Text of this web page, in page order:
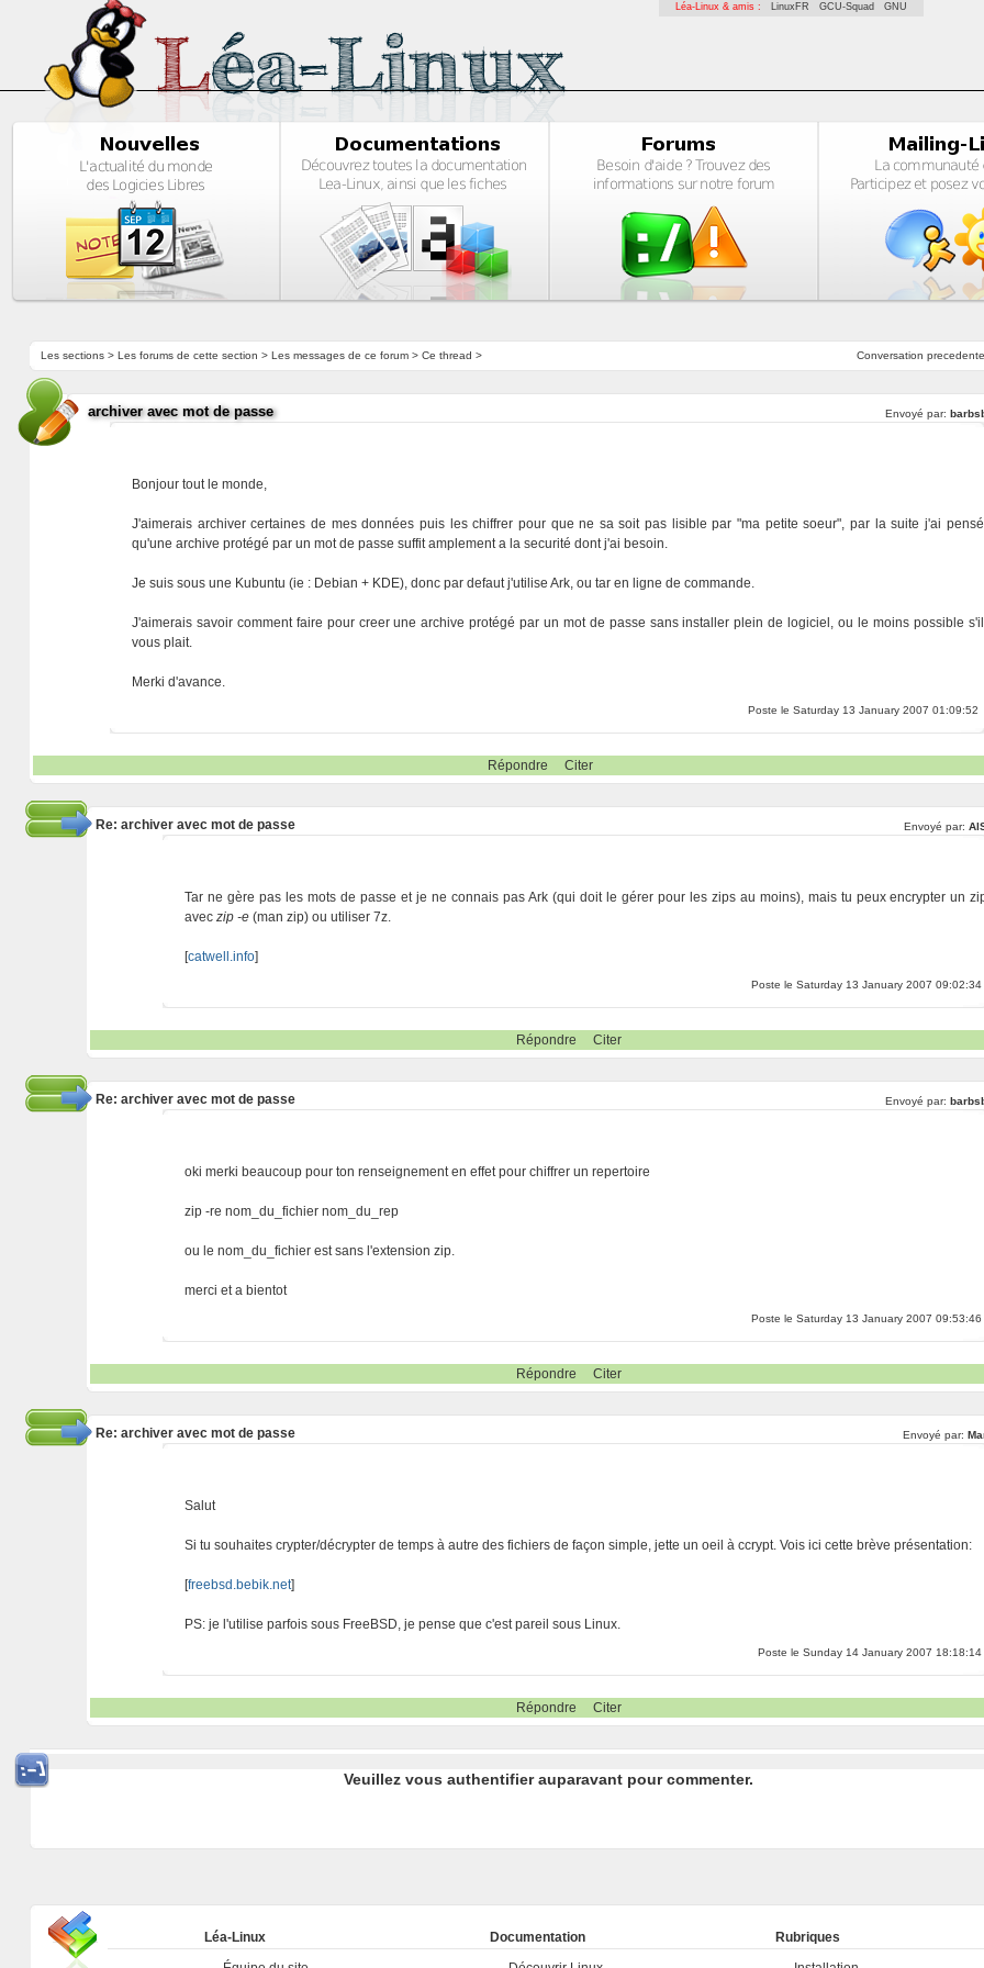
Léa-Linux & amis : LinuxFR GCU-Squad GNU
Conversation precedente
Les sections> Les forums de cette section > Les messages de ce forum> Ce thread >
archiver avec mot de passe Envoyé par:
Bonjour tout le monde,
J'aimerais archiver certaines de mes données puis les chiffrer pour que ne sa soit pas lisible par "ma petite soeur", par la suite j'ai pensé
qu'une archive protégé par un mot de passe suffit amplement a la securité dont j'ai besoin.
Je suis sous une Kubuntu (ie : Debian + KDE), donc par defaut j'utilise Ark, ou tar en ligne de commande.
J'aimerais savoir comment faire pour creer une archive protégé par un mot de passe sans installer plein de logiciel, ou le moins possible s'il
vous plait.
Merki d'avance.
Poste le Saturday 13 January 2007 01:09:52
Répondre Citer
Re: archiver avec mot de passe Envoyé par:
Tar ne gère pas les mots de passe et je ne connais pas Ark (qui doit le gérer pour les zips au moins), mais tu peux encrypter un
aveczip -e (man zip) ou utiliser 7z.
[catwell.info]
Poste le Saturday 13 January 2007 09:02:34
Répondre Citer
Re: archiver avec mot de passe Envoyé par:
oki merki beaucoup pour ton renseignement en effet pour chiffrer un repertoire
zip -re nom_du_fichier nom_du_rep
ou le nom_du_fichier est sans l'extension zip.
merci et a bientot
Poste le Saturday 13 January 2007 09:53:46
Répondre Citer
Re: archiver avec mot de passe Envoyé par:
Salut
Si tu souhaites crypter/décrypter de temps à autre des fichiers de façon simple, jette un oeil à ccrypt. Vois ici cette brève présentation:
[freebsd.bebik.net]
PS: je l'utilise parfois sous FreeBSD, je pense que c'est pareil sous Linux.
Poste le Sunday 14 January 2007 18:18:14
Répondre Citer
Veuillez vous authentifier auparavant pour commenter.
Léa-Linux
Documentation
Rubriques